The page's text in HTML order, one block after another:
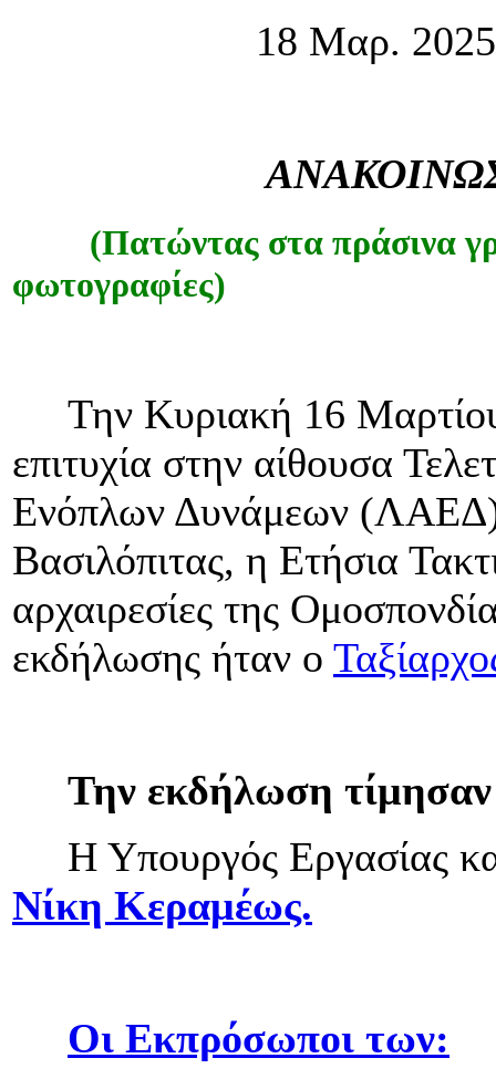
18 Μαρ. 2025
(Πατώντας στα πράσινα
φωτογραφίες)
Την Κυριακή 16
επιτυχία στην αίθουσα
Ενόπλων Δυνάμεων
Βασιλόπιτας, η Ετήσια
αρχαιρεσίες της
εκδήλωσης ήταν ο
Την εκδήλωση
Η Υπουργός Εργασίας
Νίκη Κεραμέως.
Οι Εκπρόσωποι των: